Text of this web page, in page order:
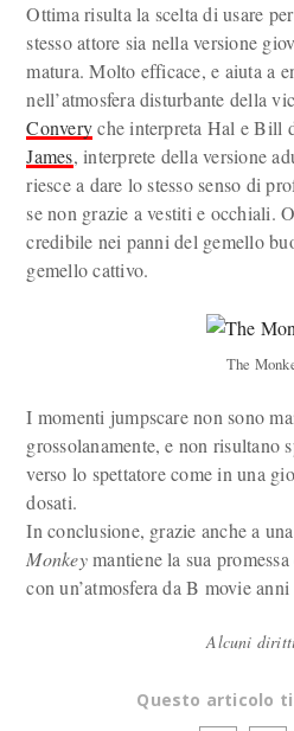
Ottima risulta la scelta di usare
stesso attore sia nella versione
matura. Molto efficace, e aiuta a
nell’atmosfera disturbante della
Converyche interpreta Hal e Bill
James, interprete della versione
riesce a dare lo stesso senso di
se non grazie a vestiti e occhiali.
credibile nei panni del gemello
gemello cattivo.
The
I momenti jumpscare non sono
grossolanamente, e non risultano
verso lo spettatore come in una
dosati.
In conclusione, grazie anche a
Monkeymantiene la sua
con un’atmosfera da B movie anni
Alcuni
Questo articolo